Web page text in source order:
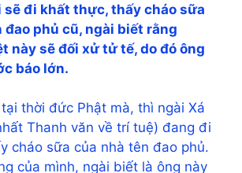
đi khất thực, thấy cháo sữa
phủ cũ, ngài biết rằng
này sẽ đối xử tử tế, do đó ông
báo lớn.
thời đức Phật mà, thì ngài Xá
Thanh văn về trí tuệ) đang đi
cháo sữa của nhà tên đao phủ.
của mình, ngài biết là ông này